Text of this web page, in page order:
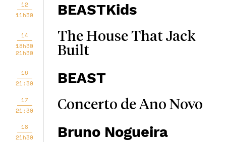
12
11h30
BEASTKids
14
18h30
21h30
The House That Jack
Built
16
21:30
BEAST
17
21:30
Concerto de Ano Novo
18
21h30
Bruno Nogueira